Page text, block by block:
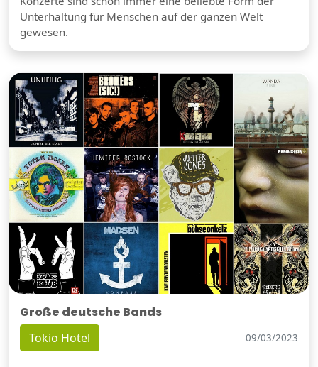
Unterhaltung für Menschen auf der ganzen Welt
gewesen.
Große deutsche Bands
Tokio Hotel 09/03/2023